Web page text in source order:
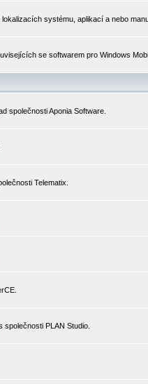
systému, aplikací a nebo
se softwarem pro Windows
společnosti Aponia Software.
Telematix.
PLAN Studio.